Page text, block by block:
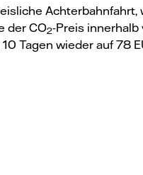
der CO2-Preis innerhalb
Tagen wieder auf 78